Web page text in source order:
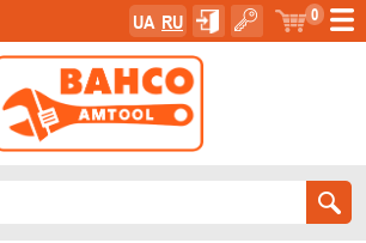
0
UA RU